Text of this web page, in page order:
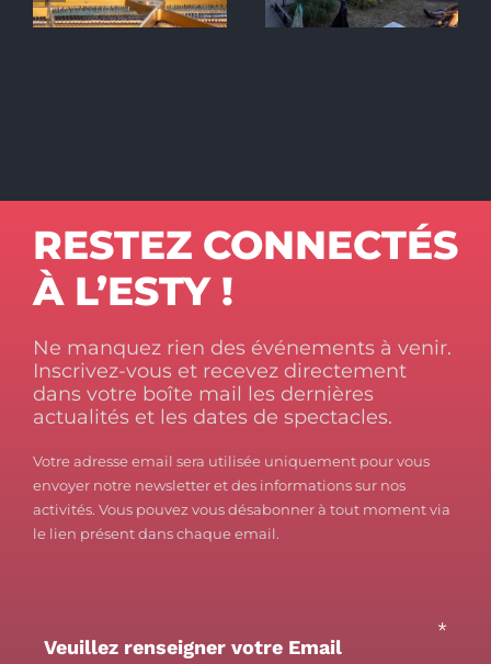
RESTEZ CONNECTÉS
À L’ESTY !
Ne manquez rien des événements à venir.
Inscrivez-vous et recevez directement
dans votre boîte mail les dernières
actualités et les dates de spectacles.
Votre adresse email sera utilisée uniquement pour vous
envoyer notre newsletter et des informations sur nos
activités. Vous pouvez vous désabonner à tout moment via
le lien présent dans chaque email.
Veuillez renseigner votre Email
*